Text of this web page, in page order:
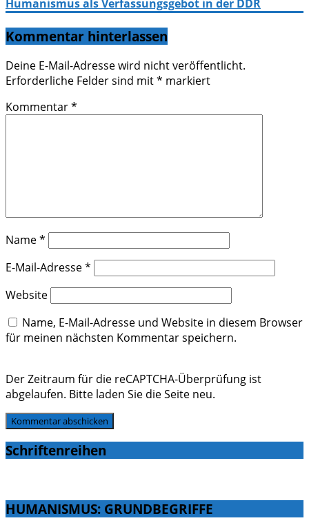
Humanismus als Verfassungsgebot in der DDR
Kommentar hinterlassen
Deine E-Mail-Adresse wird nicht veröffentlicht.
Erforderliche Felder sind mit* markiert
Kommentar*
Name*
E-Mail-Adresse*
Website
Name, E-Mail-Adresse und Website in diesem Browser
für meinen nächsten Kommentar speichern.
Der Zeitraum für die reCAPTCHA-Überprüfung ist
abgelaufen. Bitte laden Sie die Seite neu.
Schriftenreihen
HUMANISMUS: GRUNDBEGRIFFE